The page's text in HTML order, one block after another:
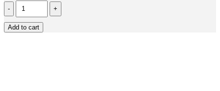
Количество
Блок
питания
Apple
Add to cart